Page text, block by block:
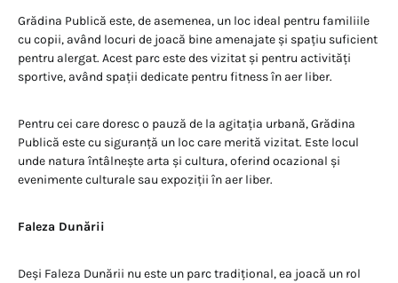
Grădina Publică este, de asemenea, un loc ideal pentru familiile
cu copii, având locuri de joacă bine amenajate și spațiu suficient
pentru alergat. Acest parc este des vizitat și pentru activități
sportive, având spații dedicate pentru fitness în aer liber.
Pentru cei care doresc o pauză de la agitația urbană, Grădina
Publică este cu siguranță un loc care merită vizitat. Este locul
unde natura întâlnește arta și cultura, oferind ocazional și
evenimente culturale sau expoziții în aer liber.
Faleza Dunării
Deși Faleza Dunării nu este un parc tradițional, ea joacă un rol